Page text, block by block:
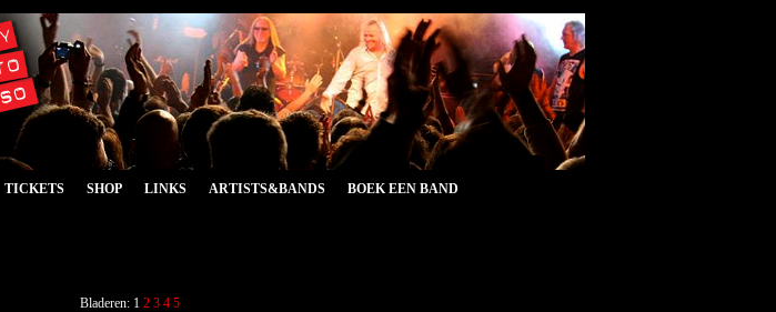
TICKETS SHOP LINKS ARTISTS&BANDS BOEK EEN BAND
Bladeren: 1 2 3 4 5